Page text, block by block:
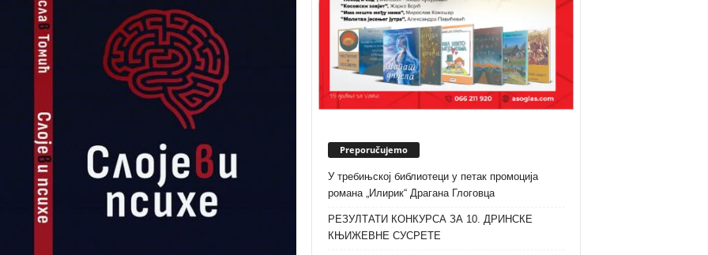
Preporučujemo
У требињској библиотеци у петак промоција
романа „Илирик“ Драгана Глоговца
РЕЗУЛТАТИ КОНКУРСА ЗА 10. ДРИНСКЕ
КЊИЖЕВНЕ СУСРЕТЕ